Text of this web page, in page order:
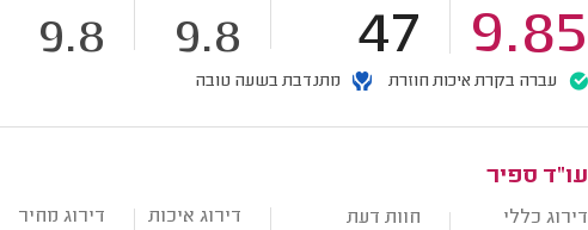
9.85
47
9.8
9.8
עברה בקרת איכות חוזרת מתנדבת בשעה טובה
עו"ד ספיר
דירוג כללי חוות דעת דירוג איכות דירוג מחיר